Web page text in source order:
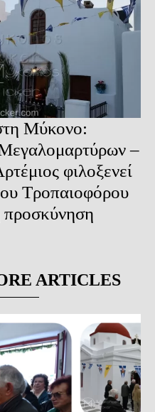
Μύκονο:
–
φιλοξενεί
Τροπαιοφόρου
προσκύνηση
ARTICLES